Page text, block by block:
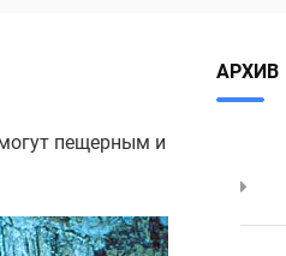
пещерным и
АРХИВ